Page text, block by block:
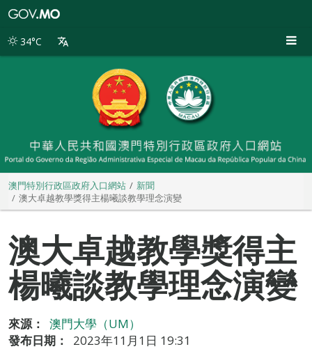
別
34°C
澳門特別行政區政府入口網站
新聞
澳大卓越教學獎得主楊曦談教學理念演變
澳大卓越教學獎得主
楊曦談教學理念演變
來源：
澳門大學（UM）
發布日期：
2023年11月1日 19:31